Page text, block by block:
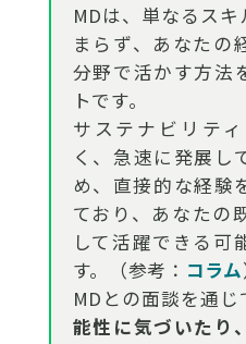
MDは、単なるス
まらず、あなたの
分野で活かす方法
トです。
サステナビリテ
く、急速に発展し
め、直接的な経験
ており、あなたの
して活躍できる可
す。（参考： コラム
MDとの面談を通じ
能性に気づいたり